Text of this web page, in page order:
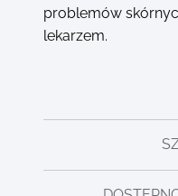
problemów
lekarzem.